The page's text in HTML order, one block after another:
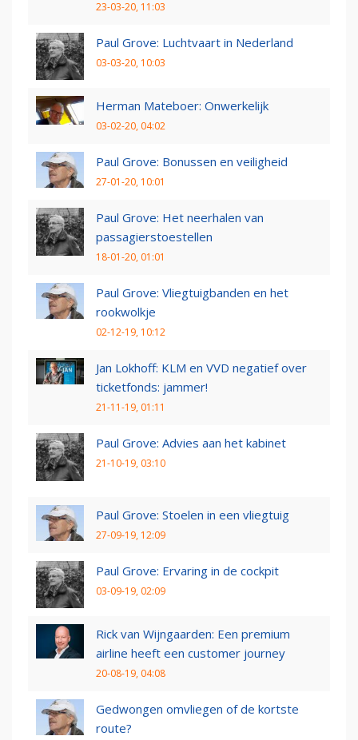
23-03-20, 11:03
Paul Grove: Luchtvaart in Nederland
03-03-20, 10:03
Herman Mateboer: Onwerkelijk
03-02-20, 04:02
Paul Grove: Bonussen en veiligheid
27-01-20, 10:01
Paul Grove: Het neerhalen van
passagierstoestellen
18-01-20, 01:01
Paul Grove: Vliegtuigbanden en het
rookwolkje
02-12-19, 10:12
Jan Lokhoff: KLM en VVD negatief over
ticketfonds: jammer!
21-11-19, 01:11
Paul Grove: Advies aan het kabinet
21-10-19, 03:10
Paul Grove: Stoelen in een vliegtuig
27-09-19, 12:09
Paul Grove: Ervaring in de cockpit
03-09-19, 02:09
Rick van Wijngaarden: Een premium
airline heeft een customer journey
20-08-19, 04:08
Gedwongen omvliegen of de kortste
route?